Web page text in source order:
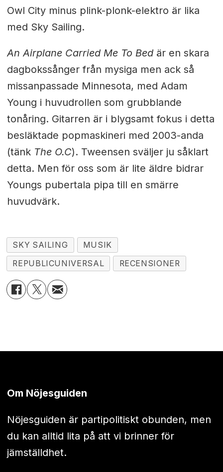
Owl City minus plink-plonk-elektro är lika
med Sky Sailing.
An Airplane Carried Me To Bedär en skara
dagbokssånger från mysiga men ack så
missanpassade Minnesota, med Adam
Young i huvudrollen som grubblande
tonåring. Gitarren är i blygsamt fokus i detta
besläktade popmaskineri med 2003-anda
(tänk The O.C). Tweensen sväljer ju såklart
detta. Men för oss som är lite äldre bidrar
Youngs pubertala pipa till en smärre
huvudvärk.
SKY SAILING
MUSIK
REPUBLICUNIVERSAL
RECENSIONER
Om Nöjesguiden
Nöjesguiden är partipolitiskt obunden, men
du kan alltid lita på att vi brinner för
jämställdhet.